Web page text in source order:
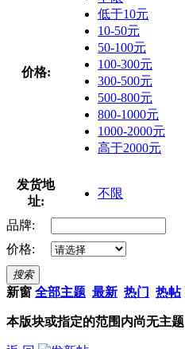
价格:
低于10元
10-50元
50-100元
100-300元
300-500元
500-800元
800-1000元
1000-2000元
高于2000元
发货地
址:
不限
品牌:
价格:
搜索
新窗 全部主题 最新 热门 热帖
本版块或指定的范围内尚无主题